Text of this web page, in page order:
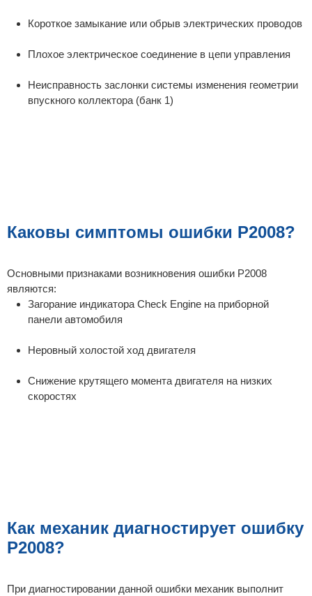
Короткое замыкание или обрыв электрических проводов
Плохое электрическое соединение в цепи управления
Неисправность заслонки системы изменения геометрии
впускного коллектора (банк 1)
Каковы симптомы ошибки P2008?
Основными признаками возникновения ошибки P2008
являются:
Загорание индикатора Check Engine на приборной
панели автомобиля
Неровный холостой ход двигателя
Снижение крутящего момента двигателя на низких
скоростях
Как механик диагностирует ошибку
P2008?
При диагностировании данной ошибки механик выполнит